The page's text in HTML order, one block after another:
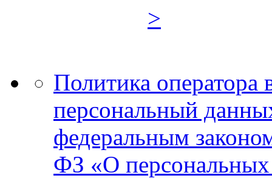
>
Политика оператора
персональный
федеральным
ФЗ «О